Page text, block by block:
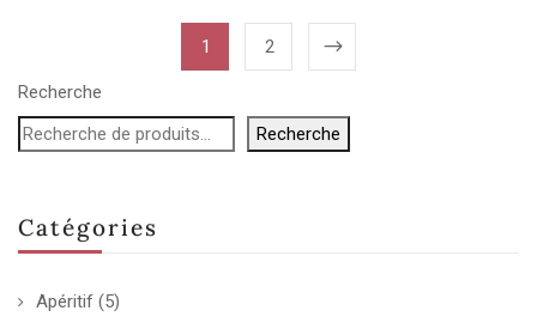
Recherche
Recherche
Catégories
Apéritif (5)
1 2